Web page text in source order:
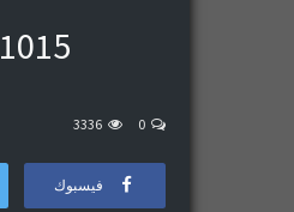
1015 المراهنة على القضيب الاسود الكبير الجزء 1
0
3336
فيسبوك